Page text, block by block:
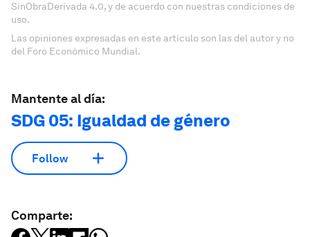
SinObraDerivada 4.0, y de acuerdo con nuestras condiciones de
uso.
Las opiniones expresadas en este artículo son las del autor y no
del Foro Económico Mundial.
Mantente al día:
SDG 05: Igualdad de género
Follow
Comparte: